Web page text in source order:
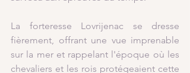
La forteresse Lovrijenac se dresse
fièrement, offrant une vue imprenable
sur la mer et rappelant l'époque où les
chevaliers et les rois protégeaient cette